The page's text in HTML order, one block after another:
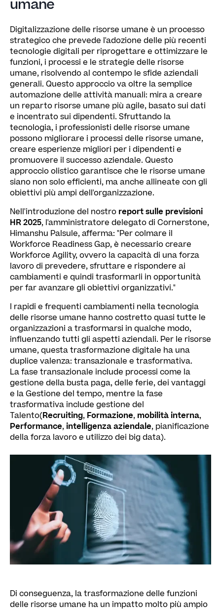
umane
Digitalizzazione delle risorse umane è un processo
strategico che prevede l'adozione delle più recenti
tecnologie digitali per riprogettare e ottimizzare le
funzioni, i processi e le strategie delle risorse
umane, risolvendo al contempo le sfide aziendali
generali. Questo approccio va oltre la semplice
automazione delle attività manuali: mira a creare
un reparto risorse umane più agile, basato sui dati
e incentrato sui dipendenti. Sfruttando la
tecnologia, i professionisti delle risorse umane
possono migliorare i processi delle risorse umane,
creare esperienze migliori per i dipendenti e
promuovere il successo aziendale. Questo
approccio olistico garantisce che le risorse umane
siano non solo efficienti, ma anche allineate con gli
obiettivi più ampi dell'organizzazione.
Nell'introduzione del nostro report sulle previsioni
HR 2025, l'amministratore delegato di Cornerstone,
Himanshu Palsule, afferma: "Per colmare il
Workforce Readiness Gap, è necessario creare
Workforce Agility, ovvero la capacità di una forza
lavoro di prevedere, sfruttare e rispondere ai
cambiamenti e quindi trasformarli in opportunità
per far avanzare gli obiettivi organizzativi."
I rapidi e frequenti cambiamenti nella tecnologia
delle risorse umane hanno costretto quasi tutte le
organizzazioni a trasformarsi in qualche modo,
influenzando tutti gli aspetti aziendali. Per le risorse
umane, questa trasformazione digitale ha una
duplice valenza: transazionale e trasformativa.
La fase transazionale include processi come la
gestione della busta paga, delle ferie, dei vantaggi
e la Gestione del tempo, mentre la fase
trasformativa include gestione del
Talento(Recruiting, Formazione, mobilità interna,
Performance, intelligenza aziendale, pianificazione
della forza lavoro e utilizzo dei big data).
Di conseguenza, la trasformazione delle funzioni
delle risorse umane ha un impatto molto più ampio